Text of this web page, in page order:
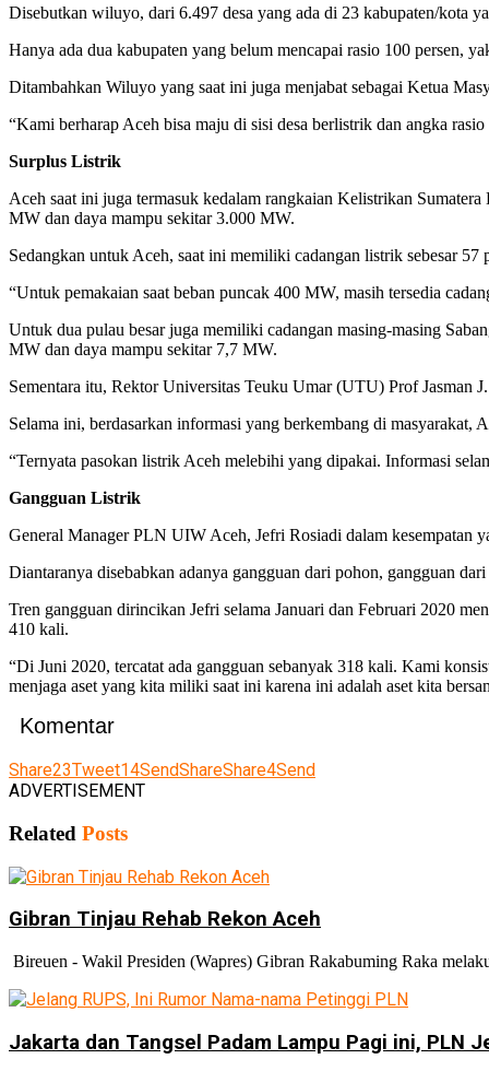
Disebutkan wiluyo, dari 6.497 desa yang ada di 23 kabupaten/kota
Hanya ada dua kabupaten yang belum mencapai rasio 100 persen,
Ditambahkan Wiluyo yang saat ini juga menjabat sebagai Ketua
“Kami berharap Aceh bisa maju di sisi desa berlistrik dan angka
Surplus Listrik
Aceh saat ini juga termasuk kedalam rangkaian Kelistrikan
MW dan daya mampu sekitar 3.000 MW.
Sedangkan untuk Aceh, saat ini memiliki cadangan listrik sebesar
“Untuk pemakaian saat beban puncak 400 MW, masih tersedia
Untuk dua pulau besar juga memiliki cadangan masing-masing
MW dan daya mampu sekitar 7,7 MW.
Sementara itu, Rektor Universitas Teuku Umar (UTU) Prof Jasman
Selama ini, berdasarkan informasi yang berkembang di masyarakat,
“Ternyata pasokan listrik Aceh melebihi yang dipakai. Informasi
Gangguan Listrik
General Manager PLN UIW Aceh, Jefri Rosiadi dalam kesempatan
Diantaranya disebabkan adanya gangguan dari pohon, gangguan
Tren gangguan dirincikan Jefri selama Januari dan Februari 2020
410 kali.
“Di Juni 2020, tercatat ada gangguan sebanyak 318 kali. Kami
menjaga aset yang kita miliki saat ini karena ini adalah aset kita
Komentar
Share23Tweet14SendShareShare4Send
ADVERTISEMENT
Related Posts
Gibran Tinjau Rehab Rekon Aceh
Bireuen - Wakil Presiden (Wapres) Gibran Rakabuming Raka
Jakarta dan Tangsel Padam Lampu Pagi ini, PLN